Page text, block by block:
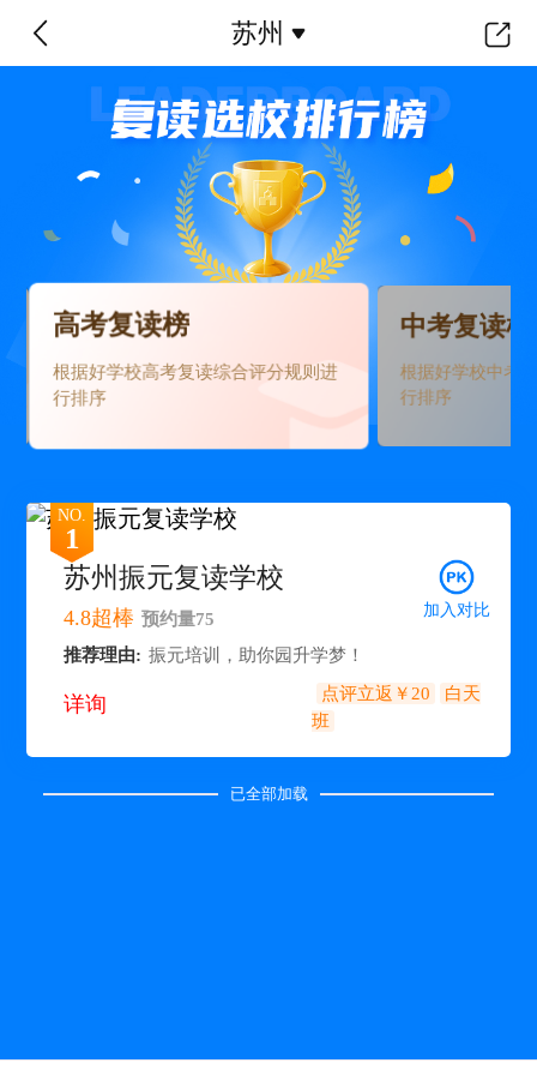
苏州
高考复读榜
根据好学校高考复读综合评分规则进
行排序
中考复读榜
根据好学校中考
行排序
NO.
1
苏州振元复读学校
4.8超棒 预约量75 加入对比
推荐理由: 振元培训，助你园升学梦！
详询 点评立返￥20
白天
班
已全部加载